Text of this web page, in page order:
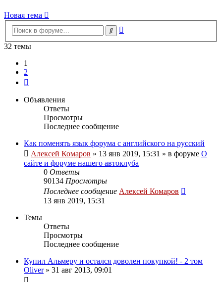
Новая тема
Поиск
32 темы
1
2
Объявления
Ответы
Просмотры
Последнее сообщение
Как поменять язык форума с английского на русский
Алексей Комаров » 13 янв 2019, 15:31 » в форуме О
сайте и форуме нашего автоклуба
0 Ответы
90134 Просмотры
Последнее сообщение Алексей Комаров
13 янв 2019, 15:31
Темы
Ответы
Просмотры
Последнее сообщение
Купил Альмеру и остался доволен покупкой! - 2 том
Oliver» 31 авг 2013, 09:01